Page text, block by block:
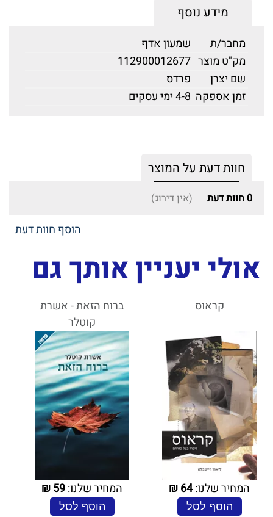
מידע נוסף
מחבר/ת
שמעון אדף
מק"ט מוצר 112900012677
שם יצרן
פרדס
זמן אספקה 4-8 ימי עסקים
חוות דעת על המוצר
0 חוות דעת (אין דירוג)
הוסף חוות דעת
אולי יעניין אותך גם
קראוס
המחיר שלנו:64
₪
הוסף לסל
ברוח הזאת - אשרת
קוטלר
המחיר שלנו:59
₪
הוסף לסל